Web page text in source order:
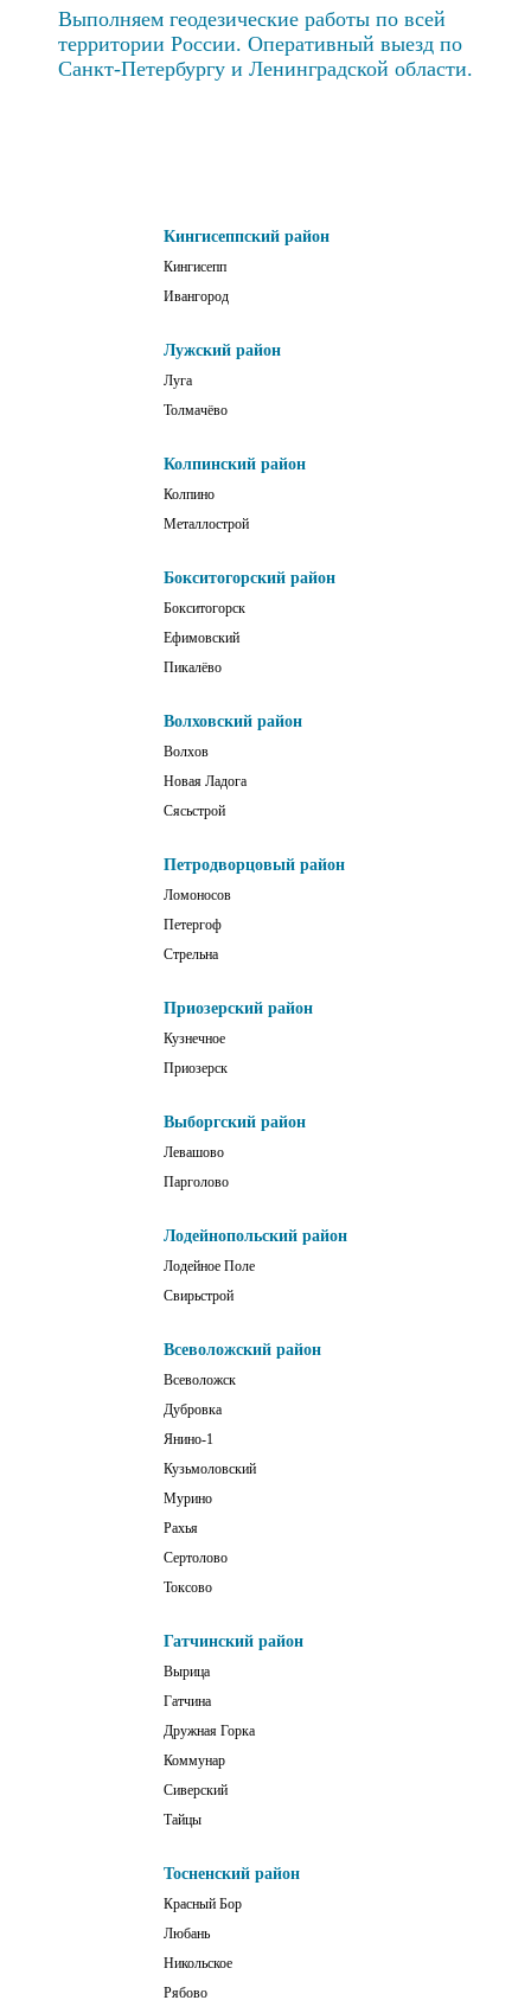
Выполняем геодезические работы по всей
территории России. Оперативный выезд по
Санкт-Петербургу и Ленинградской области.
Кингисеппский район
Кингисепп
Ивангород
Лужский район
Луга
Толмачёво
Колпинский район
Колпино
Металлострой
Бокситогорский район
Бокситогорск
Ефимовский
Пикалёво
Волховский район
Волхов
Новая Ладога
Сясьстрой
Петродворцовый район
Ломоносов
Петергоф
Стрельна
Приозерский район
Кузнечное
Приозерск
Выборгский район
Левашово
Парголово
Лодейнопольский район
Лодейное Поле
Свирьстрой
Всеволожский район
Всеволожск
Дубровка
Янино-1
Кузьмоловский
Мурино
Рахья
Сертолово
Токсово
Гатчинский район
Вырица
Гатчина
Дружная Горка
Коммунар
Сиверский
Тайцы
Тосненский район
Красный Бор
Любань
Никольское
Рябово